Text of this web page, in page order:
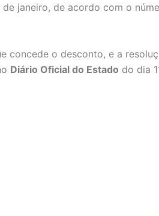
janeiro, de acordo com o
concede o desconto, e a
Diário Oficial do Estado do dia